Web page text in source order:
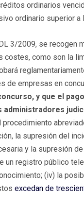
ordinarios
ordinario superior a
3/2009, se recogen
como son la
de empresas en
y que el
administradores
la supresión del
y la supresión
un registro público
(iv) la
excedan de